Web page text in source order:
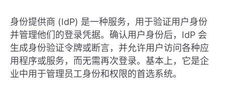
身份提供商 (IdP) 是一种服务，用于验证用户身份
并管理他们的登录凭据。确认用户身份后，IdP 会
生成身份验证令牌或断言，并允许用户访问各种应
用程序或服务，而无需再次登录。基本上，它是企
业中用于管理员工身份和权限的首选系统。